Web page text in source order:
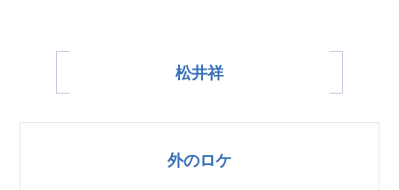
松井祥
外のロケ